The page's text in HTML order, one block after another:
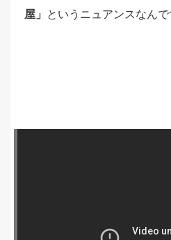
屋」
というニュアンスなんで